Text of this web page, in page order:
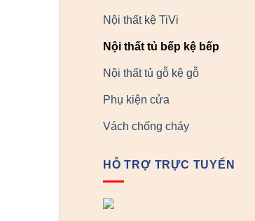
Nội thất kệ TiVi
Nội thất tủ bếp kệ bếp
Nội thất tủ gỗ kệ gỗ
Phụ kiện cửa
Vách chống cháy
HỖ TRỢ TRỰC TUYẾN